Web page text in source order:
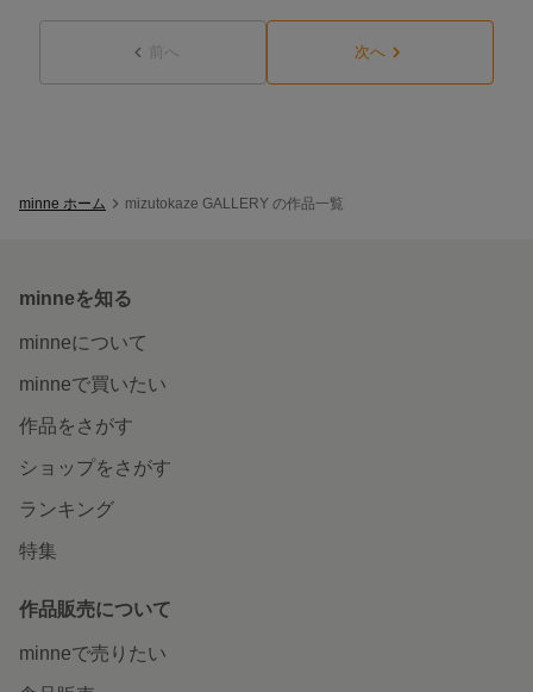
前へ 次へ
minne ホーム mizutokaze GALLERY の作品一覧
minneを知る
minneについて
minneで買いたい
作品をさがす
ショップをさがす
ランキング
特集
作品販売について
minneで売りたい